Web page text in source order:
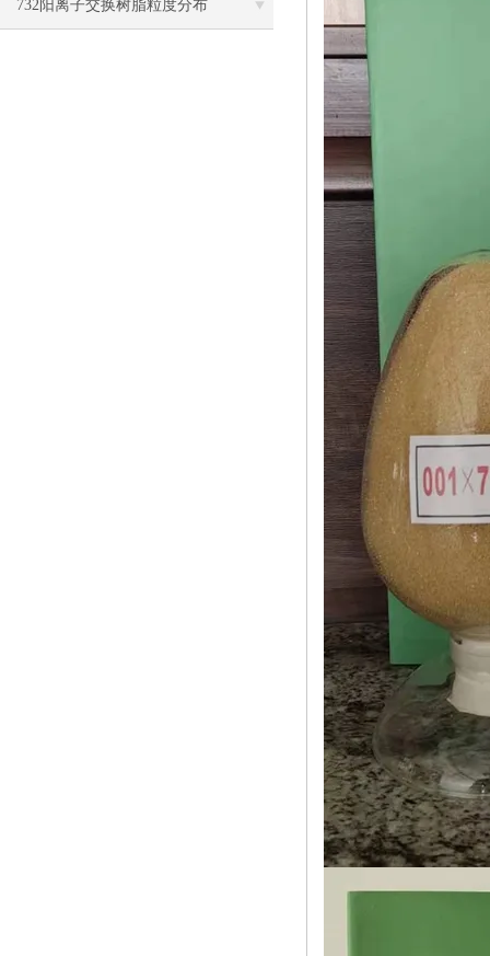
732阳离子交换树脂粒度分布